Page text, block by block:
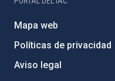
Mapa web
Políticas de privacidad
Aviso legal